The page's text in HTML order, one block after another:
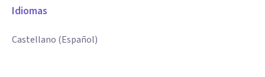
Idiomas
Castellano (Español)